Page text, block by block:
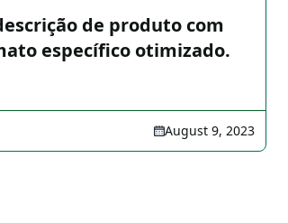
de produto com
específico otimizado.
August 9, 2023